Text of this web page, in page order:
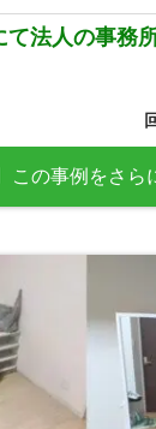
法人の事務
この事例をさら